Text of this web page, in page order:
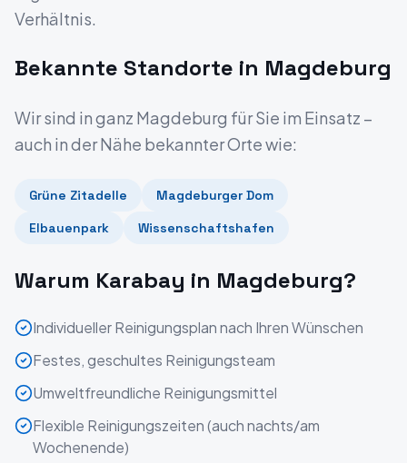
Verhältnis.
Bekannte Standorte in Magdeburg
Wir sind in ganz Magdeburg für Sie im Einsatz –
auch in der Nähe bekannter Orte wie:
Grüne Zitadelle
Magdeburger Dom
Elbauenpark
Wissenschaftshafen
Warum Karabay in Magdeburg?
Individueller Reinigungsplan nach Ihren Wünschen
Festes, geschultes Reinigungsteam
Umweltfreundliche Reinigungsmittel
Flexible Reinigungszeiten (auch nachts/am
Wochenende)